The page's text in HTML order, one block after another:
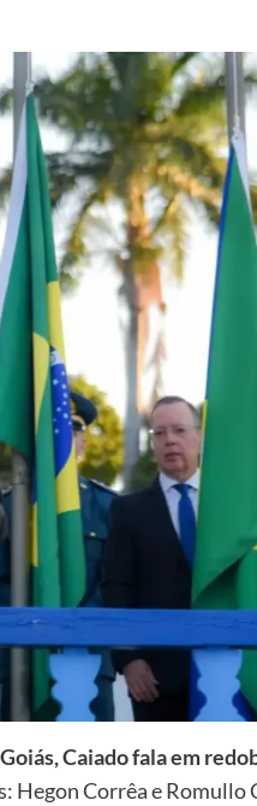
Caiado fala em
Hegon Corrêa e Romullo